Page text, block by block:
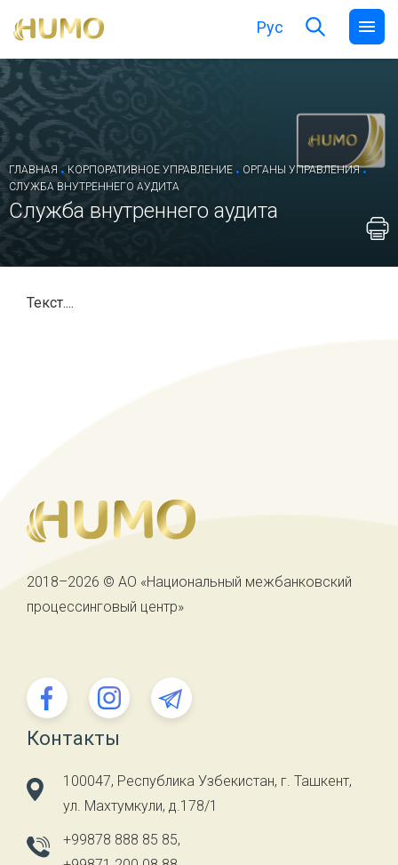
Рус
ГЛАВНАЯ . КОРПОРАТИВНОЕ УПРАВЛЕНИЕ . ОРГАНЫ УПРАВЛЕНИЯ .
СЛУЖБА ВНУТРЕННЕГО АУДИТА
Служба внутреннего аудита
Текст....
2018–2026 © АО «Национальный межбанковский
процессинговый центр»
Контакты
100047, Республика Узбекистан, г. Ташкент,
ул. Махтумкули, д.178/1
+99878 888 85 85,